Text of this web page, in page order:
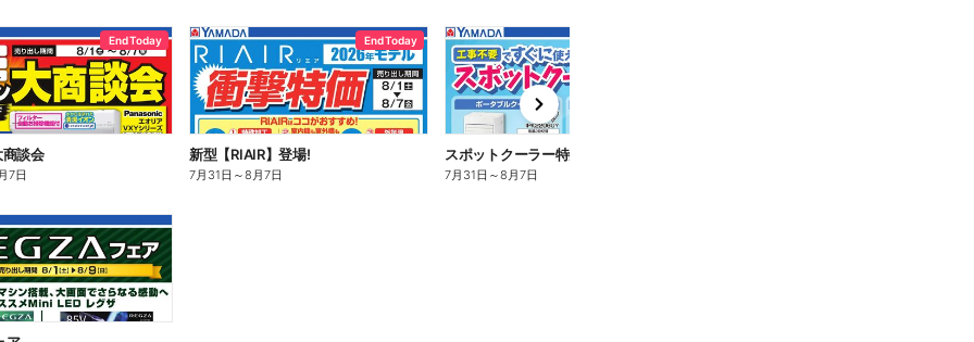
End Today
談会
7日
End Today
新型【RIAIR】登場!
7月31日 ～8月7日
スポットクーラー特集
7月31日 ～8月7日
e
x
t